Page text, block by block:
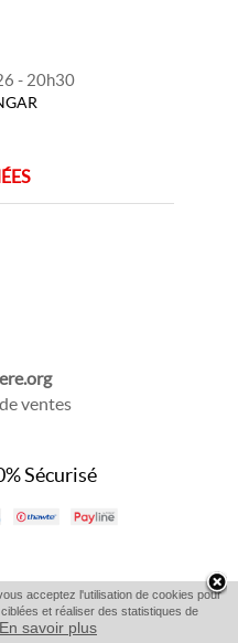
- 20h30
ventes
Sécurisé
acceptez l'utilisation de cookies pour
et réaliser des statistiques de
En savoir plus